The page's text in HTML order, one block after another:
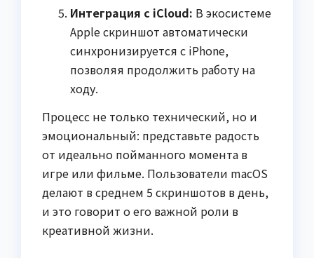
Интеграция с iCloud: В экосистеме
Apple скриншот автоматически
синхронизируется с iPhone,
позволяя продолжить работу на
ходу.
Процесс не только технический, но и
эмоциональный: представьте радость
от идеально пойманного момента в
игре или фильме. Пользователи macOS
делают в среднем 5 скриншотов в день,
и это говорит о его важной роли в
креативной жизни.